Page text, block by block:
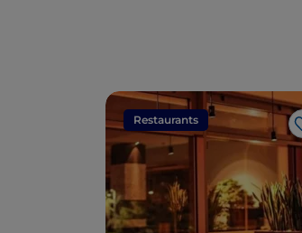
Restaurants